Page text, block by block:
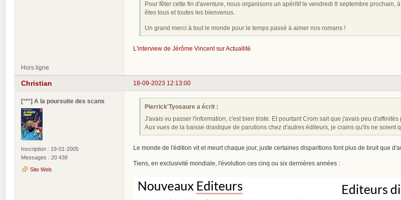
Pour fêter cette fin d'aventure, nous organisons un apéritif le vendredi 8 septembre
êtes tous et toutes les bienvenus.
Un grand merci à tout le monde pour le temps passé à aimer nos romans !
L'interview de Jérôme Vincent sur Actuallité
Hors ligne
18-09-2023 12:13:00
Christian
[°*°] A la poursuite des scans
Inscription : 19-01-2005
Messages : 20 438
Site Web
Pierrick'Tyosaure a écrit :
J'avais vu passer l'information, c'est bien triste. Et pourtant Crom sait que j'avais peu d'affinités
Aux vues de la baisse drastique de parutions chez d'autres éditeurs, je crains qu'ils ne soient
Le monde de l'édition vit et meurt chaque jour, juste certaines disparitions font plus de bruit que
Tiens, en exclusivité mondiale, l'évolution ces cinq ou six dernières années :